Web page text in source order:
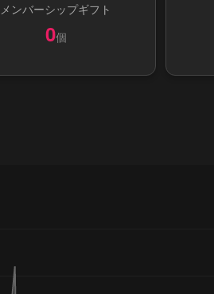
メンバーシップギフト
0個